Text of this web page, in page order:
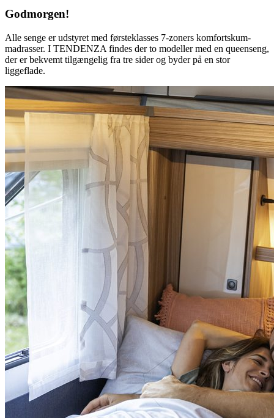
Godmorgen!
Alle senge er udstyret med førsteklasses 7-zoners komfortskum-
madrasser. I TENDENZA findes der to modeller med en queenseng,
der er bekvemt tilgængelig fra tre sider og byder på en stor
liggeflade.